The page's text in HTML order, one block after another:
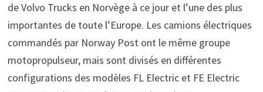
de Volvo Trucks en Norvège à ce jour et l’une des plus
importantes de toute l’Europe. Les camions électriques
commandés par Norway Post ont le même groupe
motopropulseur, mais sont divisés en différentes
configurations des modèles FL Electric et FE Electric